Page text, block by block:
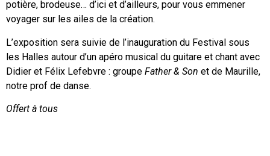
potière, brodeuse… d’ici et d’ailleurs, pour vous emmener
voyager sur les ailes de la création.
L’exposition sera suivie de l’inauguration du Festival sous
les Halles autour d’un apéro musical du guitare et chant avec
Didier et Félix Lefebvre : groupe Father & Son et de Maurille,
notre prof de danse.
Offert à tous